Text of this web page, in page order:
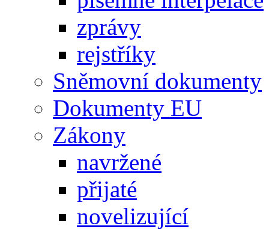
zprávy
rejstříky
Sněmovní dokumenty
Dokumenty EU
Zákony
navržené
přijaté
novelizující